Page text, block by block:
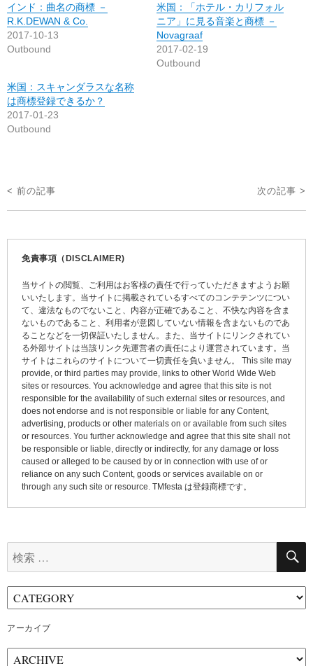
インド：曲名の商標 －
R.K.DEWAN & Co.
2017-10-13
Outbound
米国：「ホテル・カリフォル
ニア」に見る音楽と商標 －
Novagraaf
2017-02-19
Outbound
米国：スキャンダラスな名称
は商標登録できるか？
2017-01-23
Outbound
投
稿
< 前の記事 次の記事 >
免責事項（DISCLAIMER)
当サイトの閲覧、ご利用はお客様の責任で行っていただきますようお願
いいたします。当サイトに掲載されているすべてのコンテテンツについ
て、違法なものでないこと、内容が正確であること、不快な内容を含ま
ないものであること、利用者が意図していない情報を含まないものであ
ることなどを一切保証いたしません。また、当サイトにリンクされてい
る外部サイトは当該リンク先運営者の責任により運営されています。当
サイトはこれらのサイトについて一切責任を負いません。 This site may
provide, or third parties may provide, links to other World Wide Web
sites or resources. You acknowledge and agree that this site is not
responsible for the availability of such external sites or resources, and
does not endorse and is not responsible or liable for any Content,
advertising, products or other materials on or available from such sites
or resources. You further acknowledge and agree that this site shall not
be responsible or liable, directly or indirectly, for any damage or loss
caused or alleged to be caused by or in connection with use of or
reliance on any such Content, goods or services available on or
through any such site or resource. TMfesta は登録商標です。
索:
アーカイブ